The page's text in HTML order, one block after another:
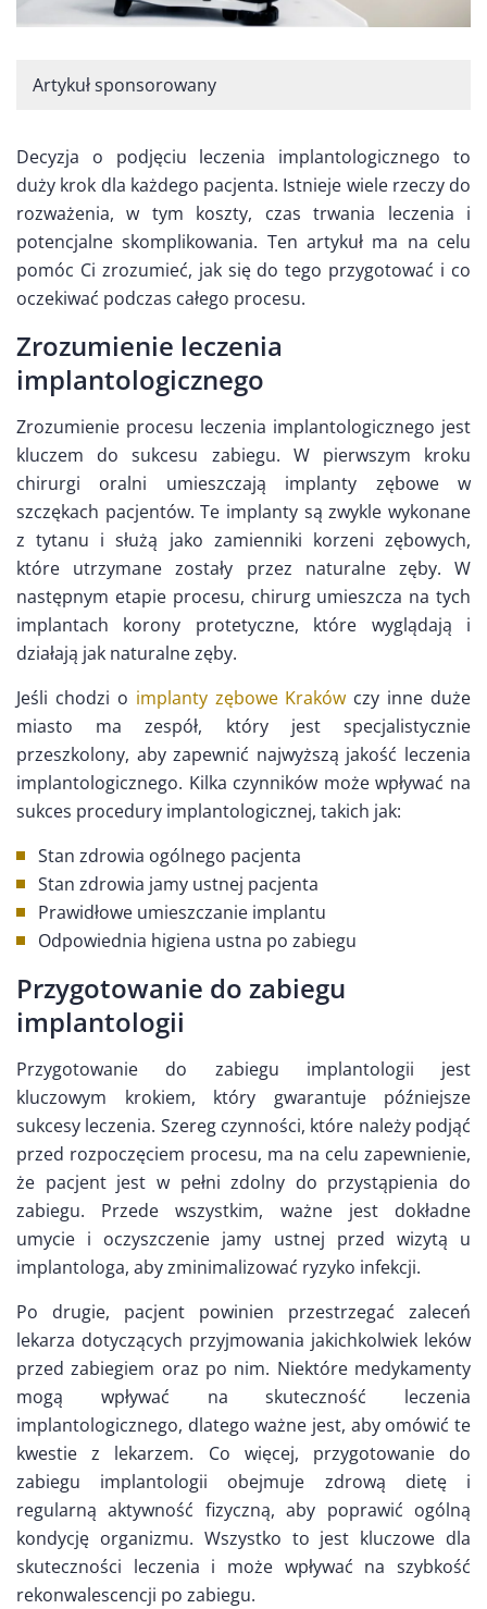
Artykuł sponsorowany
Decyzja o podjęciu leczenia implantologicznego to
duży krok dla każdego pacjenta. Istnieje wiele rzeczy do
rozważenia, w tym koszty, czas trwania leczenia i
potencjalne skomplikowania. Ten artykuł ma na celu
pomóc Ci zrozumieć, jak się do tego przygotować i co
oczekiwać podczas całego procesu.
Zrozumienie leczenia
implantologicznego
Zrozumienie procesu leczenia implantologicznego jest
kluczem do sukcesu zabiegu. W pierwszym kroku
chirurgi oralni umieszczają implanty zębowe w
szczękach pacjentów. Te implanty są zwykle wykonane
z tytanu i służą jako zamienniki korzeni zębowych,
które utrzymane zostały przez naturalne zęby. W
następnym etapie procesu, chirurg umieszcza na tych
implantach korony protetyczne, które wyglądają i
działają jak naturalne zęby.
Jeśli chodzi o implanty zębowe Kraków czy inne duże
miasto ma zespół, który jest specjalistycznie
przeszkolony, aby zapewnić najwyższą jakość leczenia
implantologicznego. Kilka czynników może wpływać na
sukces procedury implantologicznej, takich jak:
Stan zdrowia ogólnego pacjenta
Stan zdrowia jamy ustnej pacjenta
Prawidłowe umieszczanie implantu
Odpowiednia higiena ustna po zabiegu
Przygotowanie do zabiegu
implantologii
Przygotowanie do zabiegu implantologii jest
kluczowym krokiem, który gwarantuje późniejsze
sukcesy leczenia. Szereg czynności, które należy podjąć
przed rozpoczęciem procesu, ma na celu zapewnienie,
że pacjent jest w pełni zdolny do przystąpienia do
zabiegu. Przede wszystkim, ważne jest dokładne
umycie i oczyszczenie jamy ustnej przed wizytą u
implantologa, aby zminimalizować ryzyko infekcji.
Po drugie, pacjent powinien przestrzegać zaleceń
lekarza dotyczących przyjmowania jakichkolwiek leków
przed zabiegiem oraz po nim. Niektóre medykamenty
mogą wpływać na skuteczność leczenia
implantologicznego, dlatego ważne jest, aby omówić te
kwestie z lekarzem. Co więcej, przygotowanie do
zabiegu implantologii obejmuje zdrową dietę i
regularną aktywność fizyczną, aby poprawić ogólną
kondycję organizmu. Wszystko to jest kluczowe dla
skuteczności leczenia i może wpływać na szybkość
rekonwalescencji po zabiegu.